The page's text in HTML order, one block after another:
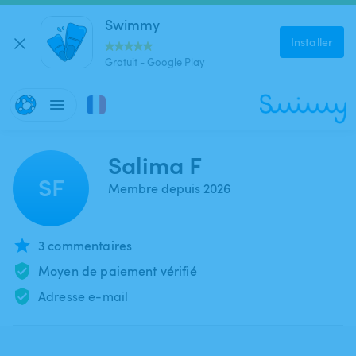
Swimmy
Gratuit - Google Play
Installer
SF
Salima F
Membre depuis 2026
3 commentaires
Moyen de paiement vérifié
Adresse e-mail